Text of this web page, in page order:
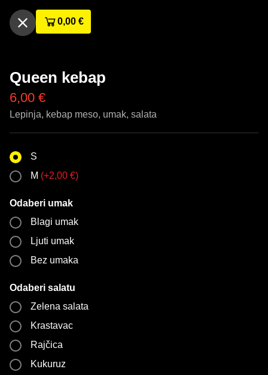
0,00 €
Queen kebap
6,00 €
Lepinja, kebap meso, umak, salata
S
M (+2,00 €)
Odaberi umak
Blagi umak
Ljuti umak
Bez umaka
Odaberi salatu
Zelena salata
Krastavac
Rajčica
Kukuruz